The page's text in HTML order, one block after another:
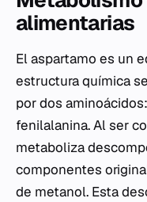
alimentarias
El aspartamo es un
estructura química
por dos
fenilalanina. Al ser
metaboliza
componentes
de metanol. Esta